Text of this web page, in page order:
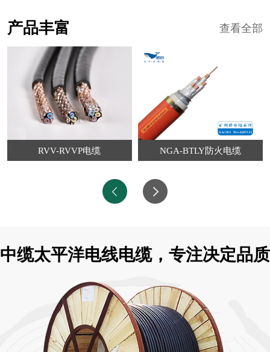
查看全部
产品丰富
RVV-RVVP电缆 NGA-BTLY防火电缆
中缆太平洋电线电缆，专注决定品质